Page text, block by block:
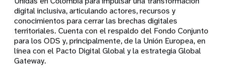
digital inclusiva, articulando actores, recursos y
conocimientos para cerrar las brechas digitales
territoriales. Cuenta con el respaldo del Fondo Conjunto
para los ODS y, principalmente, de la Unión Europea, en
línea con el Pacto Digital Global y la estrategia Global
Gateway.